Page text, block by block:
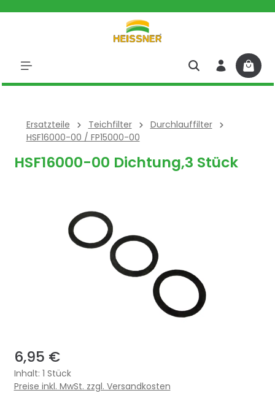
Ersatzteile Teichfilter
Durchlauffilter
HSF16000-00 / FP15000-00
HSF16000-00 Dichtung,3 Stück
6,95 €
Inhalt: 1 Stück
Preise inkl. MwSt. zzgl. Versandkosten